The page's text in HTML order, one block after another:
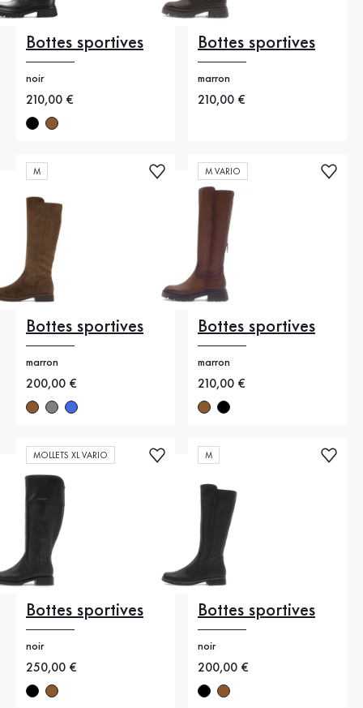
Bottes sportives
noir
Nouveau prix
210,00 €
Bottes sportives
marron
Nouveau prix
210,00 €
M
Bottes sportives
marron
Nouveau prix
200,00 €
M VARIO
Bottes sportives
marron
Nouveau prix
210,00 €
MOLLETS XL VARIO
Bottes sportives
noir
Nouveau prix
250,00 €
M
Bottes sportives
noir
Nouveau prix
200,00 €